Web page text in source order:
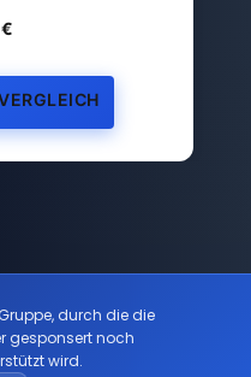
Gruppe, durch die die
gesponsert noch
wird.